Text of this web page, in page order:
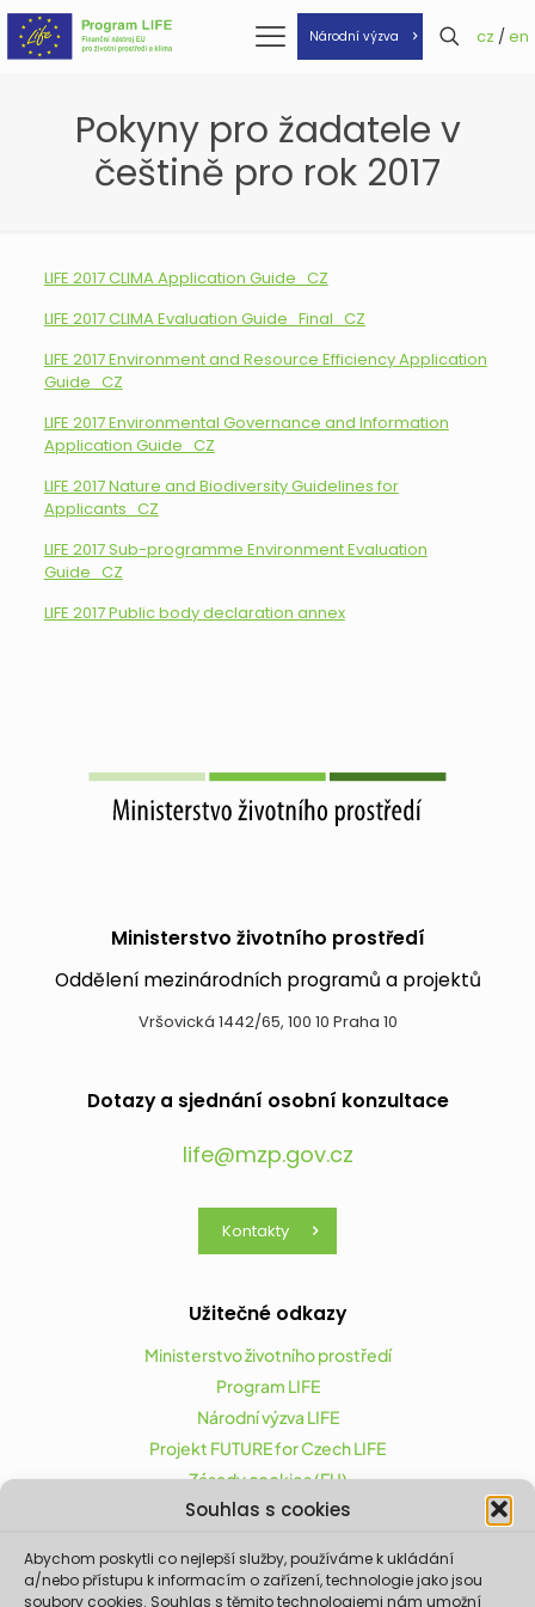
Souhlas s cookies
Abychom poskytli co nejlepší služby, používáme k ukládání
a/nebo přístupu k informacím o zařízení, technologie jako jsou
soubory cookies. Souhlas s těmito technologiemi nám umožní
Národní výzva cz / en
Pokyny pro žadatele v
češtině pro rok 2017
LIFE 2017 CLIMA Application Guide_CZ
LIFE 2017 CLIMA Evaluation Guide_Final_CZ
LIFE 2017 Environment and Resource Efficiency Application
Guide_CZ
LIFE 2017 Environmental Governance and Information
Application Guide_CZ
LIFE 2017 Nature and Biodiversity Guidelines for
Applicants_CZ
LIFE 2017 Sub-programme Environment Evaluation
Guide_CZ
LIFE 2017 Public body declaration annex
Ministerstvo životního prostředí
Oddělení mezinárodních programů a projektů
Vršovická 1442/65, 100 10 Praha 10
Dotazy a sjednání osobní konzultace
life@mzp.gov.cz
Kontakty
Užitečné odkazy
Ministerstvo životního prostředí
Program LIFE
Národní výzva LIFE
Projekt FUTURE for Czech LIFE
Zásady cookies (EU)
Projekt FUTURE for Czech LIFE (LIFE21-CAP-CZ-LIFE
FOR CZECHIA) byl podpořen z finančního nástroje